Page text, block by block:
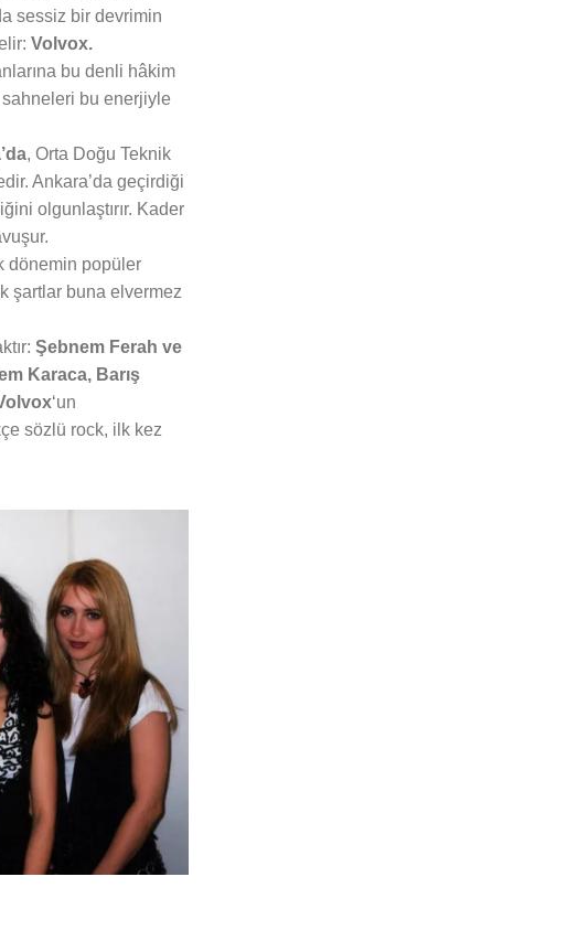
sessiz bir devrimin
Volvox.
bu denli hâkim
sahneleri bu enerjiyle
, Orta Doğu Teknik
Ankara’da geçirdiği
olgunlaştırır. Kader
dönemin popüler
şartlar buna elvermez
Şebnem Ferah ve
Karaca, Barış
‘un
sözlü rock, ilk kez